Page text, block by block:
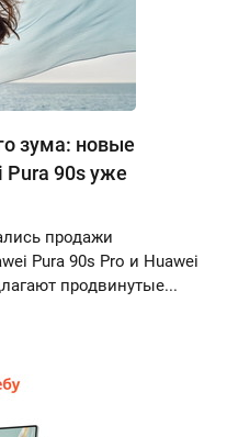
зума: новые
90s уже
продажи
Pura 90s Pro и Huawei
продвинутые...